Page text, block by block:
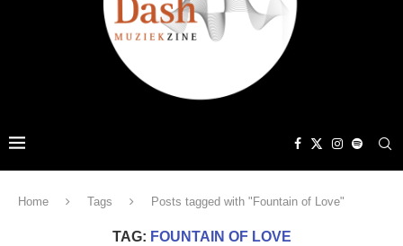
Home Tags Posts tagged with "Fountain of Love"
TAG: FOUNTAIN OF LOVE